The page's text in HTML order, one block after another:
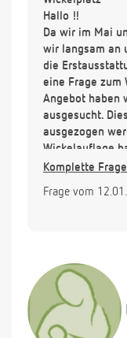
Hallo !!
Da wir im Mai
wir langsam an
die
eine Frage zum
Angebot haben
ausgesucht.
ausgezogen
Wickelauflage
länge und 55cm
Komplette
Frage vom